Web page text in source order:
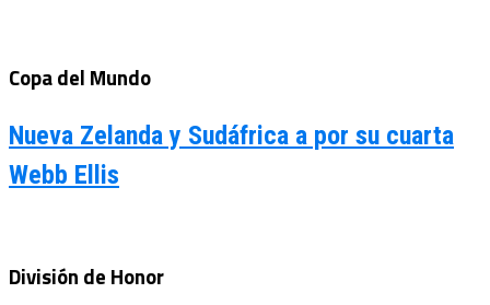
Copa del Mundo
Nueva Zelanda y Sudáfrica a por su cuarta
Webb Ellis
División de Honor